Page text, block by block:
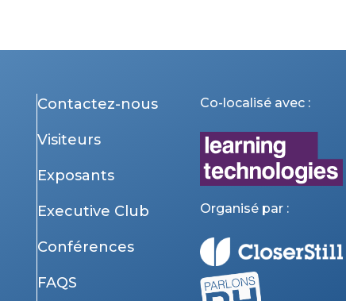
Contactez-nous
Visiteurs
Exposants
Executive Club
Conférences
FAQS
Co-localisé avec :
Organisé par :